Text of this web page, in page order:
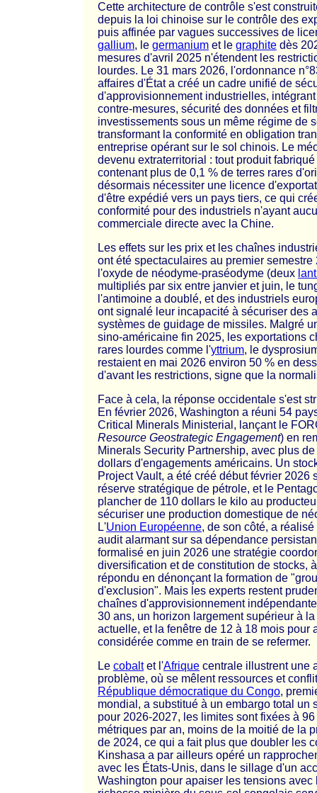
Cette architecture de contrôle s'est
depuis la loi chinoise sur le contrôle des
puis affinée par vagues successives de
gallium, le germanium et le graphite dès
mesures d'avril 2025 n'étendent les
lourdes. Le 31 mars 2026, l'ordonnance
affaires d'État a créé un cadre unifié de
d'approvisionnement industrielles,
contre-mesures, sécurité des données et
investissements sous un même régime de
transformant la conformité en obligation
entreprise opérant sur le sol chinois. Le
devenu extraterritorial : tout produit
contenant plus de 0,1 % de terres rares
désormais nécessiter une licence
d'être expédié vers un pays tiers, ce qui
conformité pour des industriels n'ayant
commerciale directe avec la Chine.
Les effets sur les prix et les chaînes
ont été spectaculaires au premier semestre
l'oxyde de néodyme-praséodyme (deux
multipliés par six entre janvier et juin, le
l'antimoine a doublé, et des industriels
ont signalé leur incapacité à sécuriser des
systèmes de guidage de missiles. Malgré
sino-américaine fin 2025, les exportations
rares lourdes comme l'yttrium, le
restaient en mai 2026 environ 50 % en
d'avant les restrictions, signe que la
Face à cela, la réponse occidentale s'est
En février 2026, Washington a réuni 54
Critical Minerals Ministerial, lançant le
Resource Geostrategic Engagement) en
Minerals Security Partnership, avec plus
dollars d'engagements américains. Un
Project Vault, a été créé début février 2026
réserve stratégique de pétrole, et le
plancher de 110 dollars le kilo au
sécuriser une production domestique de
L'Union Européenne, de son côté, a
audit alarmant sur sa dépendance
formalisé en juin 2026 une stratégie
diversification et de constitution de stocks,
répondu en dénonçant la formation de
d'exclusion". Mais les experts restent
chaînes d'approvisionnement
30 ans, un horizon largement supérieur à
actuelle, et la fenêtre de 12 à 18 mois pour
considérée comme en train de se refermer.
Le cobaltet l'Afrique centrale illustrent une
problème, où se mêlent ressources et
République démocratique du Congo,
mondial, a substitué à un embargo total un
pour 2026-2027, les limites sont fixées à
métriques par an, moins de la moitié de la
de 2024, ce qui a fait plus que doubler les
Kinshasa a par ailleurs opéré un
avec les États-Unis, dans le sillage d'un
Washington pour apaiser les tensions